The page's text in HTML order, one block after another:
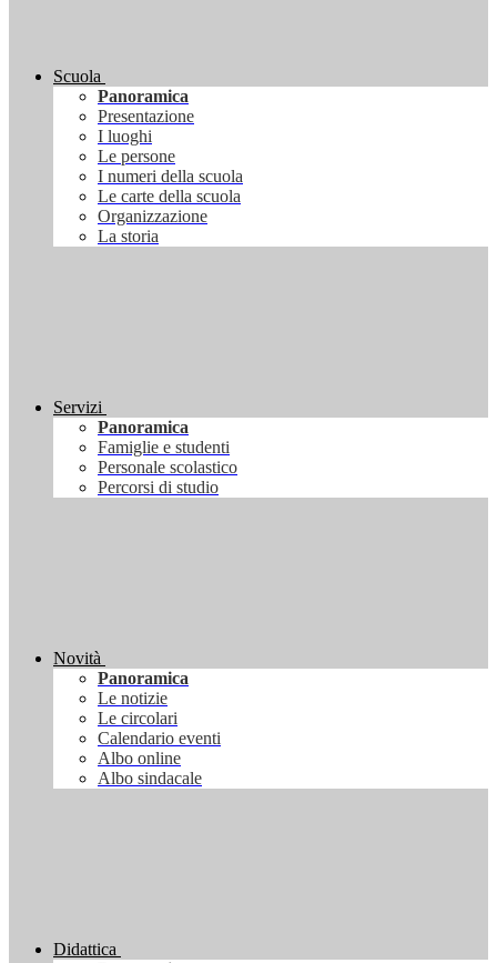
Scuola
Panoramica
Presentazione
I luoghi
Le persone
I numeri della scuola
Le carte della scuola
Organizzazione
La storia
Servizi
Panoramica
Famiglie e studenti
Personale scolastico
Percorsi di studio
Novità
Panoramica
Le notizie
Le circolari
Calendario eventi
Albo online
Albo sindacale
Didattica